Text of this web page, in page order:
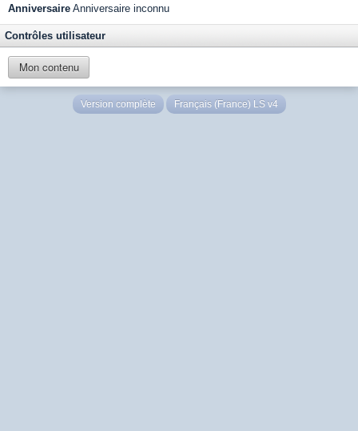
Anniversaire Anniversaire inconnu
Contrôles utilisateur
Mon contenu
Version complète Français (France) LS v4